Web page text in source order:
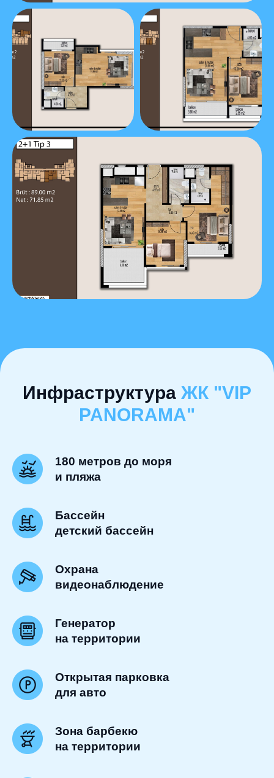
Инфраструктура ЖК "VIP
PANORAMA"
180 метров до моря
и пляжа
Бассейн
детский бассейн
Охрана
видеонаблюдение
Генератор
на территории
Открытая парковка
для авто
Зона барбекю
на территории
PANORAMA